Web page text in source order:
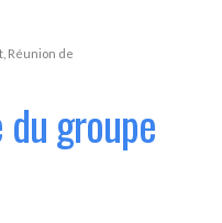
, Réunion de
groupe